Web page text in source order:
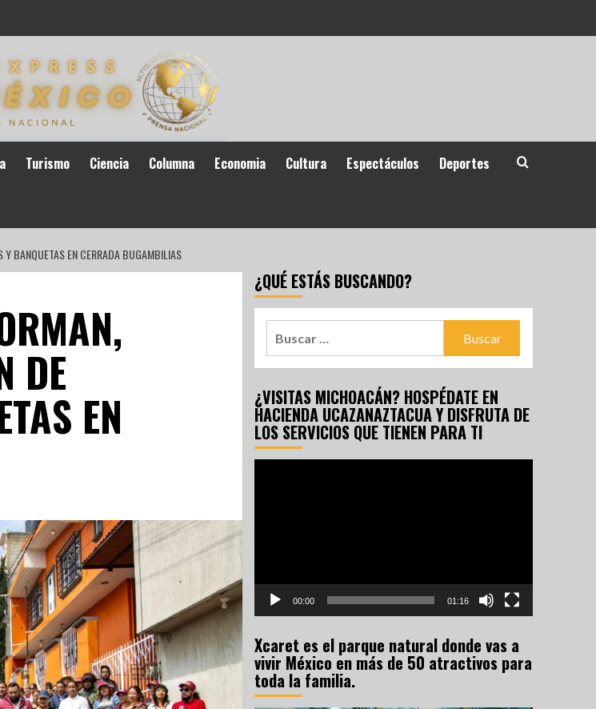
Turismo Ciencia Columna Economia Cultura Espectáculos Deportes
BANQUETAS EN CERRADA BUGAMBILIAS
DE
EN
¿QUÉ ESTÁS BUSCANDO?
¿VISITAS MICHOACÁN? HOSPÉDATE EN
HACIENDA UCAZANAZTACUA Y DISFRUTA DE
LOS SERVICIOS QUE TIENEN PARA TI
00:00 01:16
Xcaret es el parque natural donde vas a
vivir México en más de 50 atractivos para
toda la familia.